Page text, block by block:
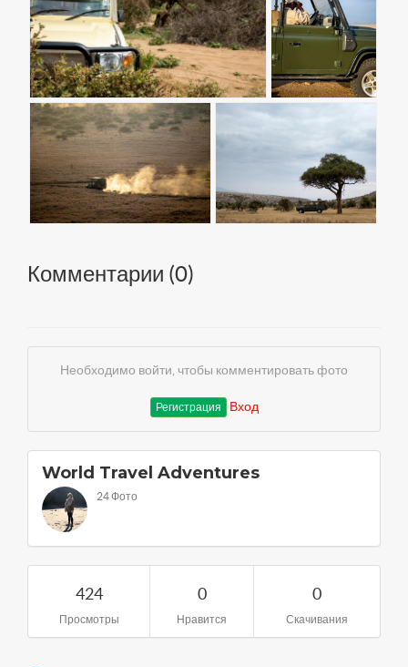
Комментарии (0)
Необходимо войти, чтобы комментировать фото
Регистрация Вход
World Travel Adventures
24 Фото
424
Просмотры
0
Нравится
0
Скачивания